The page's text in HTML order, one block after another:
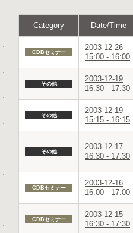
Category Date/Time
CDBセミナー
2003-12-26
15:00 - 16:00
その他
2003-12-19
16:30 - 17:30
その他
2003-12-19
15:15 - 16:15
その他
2003-12-17
16:30 - 17:30
CDBセミナー
2003-12-16
16:00 - 17:00
CDBセミナー
2003-12-15
16:30 - 17:30